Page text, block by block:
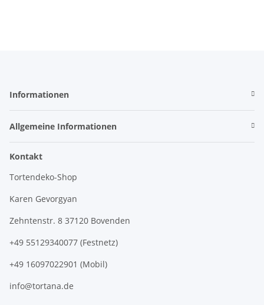
Informationen
Allgemeine Informationen
Kontakt
Tortendeko-Shop
Karen Gevorgyan
Zehntenstr. 8 37120 Bovenden
+49 55129340077 (Festnetz)
+49 16097022901 (Mobil)
info@tortana.de